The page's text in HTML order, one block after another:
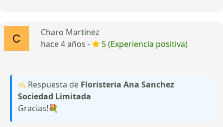
Charo Martinez
hace 4 años -
5 (Experiencia positiva)
Respuesta de Floristeria Ana Sanchez
Sociedad Limitada
Gracias!💐